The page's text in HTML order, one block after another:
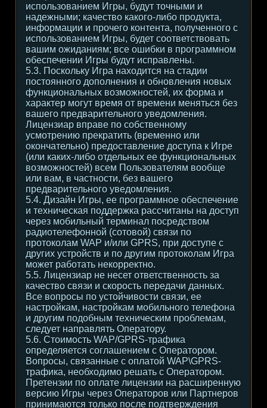
использованием Игры, будут точными и
надежными; качество какого-либо продукта,
информации и прочего контента, полученного с
использованием Игры, будет соответствовать
вашим ожиданиям; все ошибки в программном
обеспечении Игры будут исправлены.
5.3. Поскольку Игра находится на стадии
постоянного дополнения и обновления новых
функциональных возможностей, их форма и
характер могут время от времени меняться без
вашего предварительного уведомления.
Лицензиар вправе по собственному
усмотрению прекратить (временно или
окончательно) предоставление доступа к Игре
(или каких-либо отдельных ее функциональных
возможностей) всем Пользователям вообще
или вам, в частности, без вашего
предварительного уведомления.
5.4. Дизайн Игры, ее программное обеспечение
и техническая поддержка рассчитаны на доступ
через мобильный терминал посредством
радиотелефонной (сотовой) связи по
протоколам WAP и/или GPRS, при доступе с
других устройств и по другим протоколам Игра
может работать некорректно.
5.5. Лицензиар не несет ответственность за
качество связи и скорость передачи данных.
Все вопросы по устойчивости связи, ее
настройкам, настройкам мобильного телефона
и другим подобным техническим проблемам,
следует направлять Оператору.
5.6. Стоимость WAP/GPRS-трафика
определяется соглашением с Оператором.
Вопросы, связанные с оплатой WAP\GPRS-
трафика, необходимо решать с Оператором.
Претензии по оплате лицензии на расширенную
версию Игры через Операторов или Партнеров
принимаются только после подтверждения